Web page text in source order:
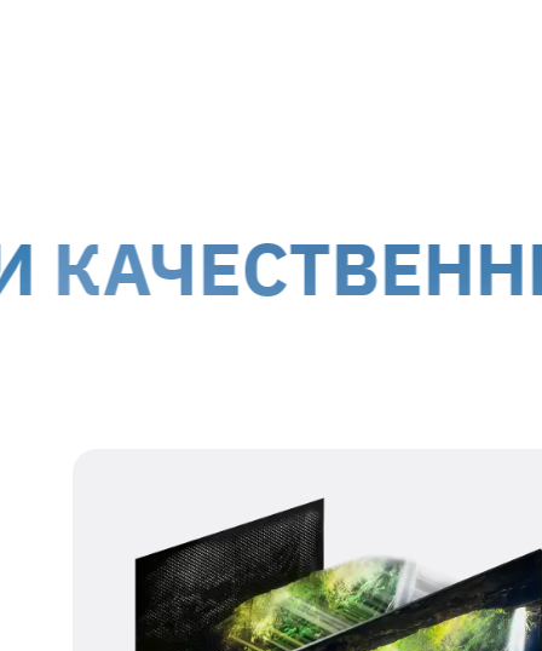
г. Киев, ул.
Белорусская, 26
**